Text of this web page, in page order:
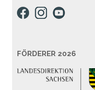
FÖRDERER 2026